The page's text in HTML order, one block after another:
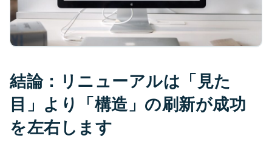
結論：リニューアルは「見た
目」より「構造」の刷新が成功
を左右します